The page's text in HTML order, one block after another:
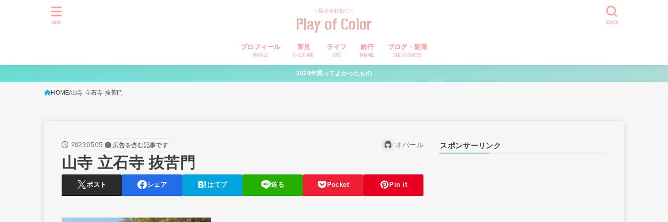
～悩みを虹色に～
Play of Color
プロフィール
PROFILE
育児
CHILDCARE
ライフ
LIFE
旅行
TRAVEL
ブログ・副業
SIDE BUSINESS
SEARCH
MENU
2024年買ってよかったもの
HOME 山寺 立石寺 抜苦門
2023.05.05 広告を含む記事です オパール
山寺 立石寺 抜苦門
ポスト シェア はてブ 送る Pocket Pin it
スポンサーリンク